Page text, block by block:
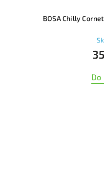
BOSA Chilly
Do